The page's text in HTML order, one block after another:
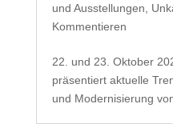
und Ausstellungen,
Kommentieren
22. und 23. Oktober
präsentiert aktuelle
und Modernisierung